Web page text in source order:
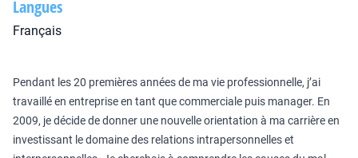
Langues
Français
Pendant les 20 premières années de ma vie professionnelle, j’ai
travaillé en entreprise en tant que commerciale puis manager. En
2009, je décide de donner une nouvelle orientation à ma carrière en
investissant le domaine des relations intrapersonnelles et